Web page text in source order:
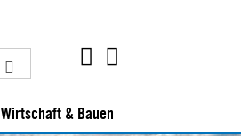
Wirtschaft & Bauen